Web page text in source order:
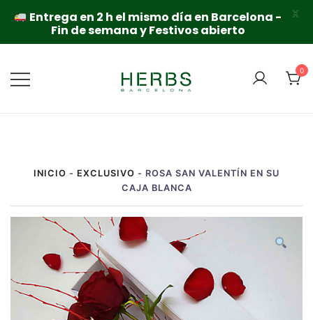
contenido
0
INICIO - EXCLUSIVO - ROSA SAN VALENTÍN EN SU
CAJA BLANCA
Entrega en 2 h el mismo día en Barcelona -
Fin de semana y Festivos abierto
X